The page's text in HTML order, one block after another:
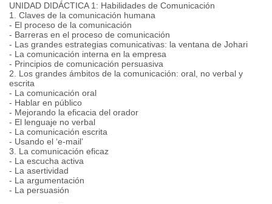
UNIDAD DIDÁCTICA 1: Habilidades de Comunicación
1. Claves de la comunicación humana
- El proceso de la comunicación
- Barreras en el proceso de comunicación
- Las grandes estrategias comunicativas: la ventana de Johari
- La comunicación interna en la empresa
- Principios de comunicación persuasiva
2. Los grandes ámbitos de la comunicación: oral, no verbal y
escrita
- La comunicación oral
- Hablar en público
- Mejorando la eficacia del orador
- El lenguaje no verbal
- La comunicación escrita
- Usando el ‘e-mail’
3. La comunicación eficaz
- La escucha activa
- La asertividad
- La argumentación
- La persuasión